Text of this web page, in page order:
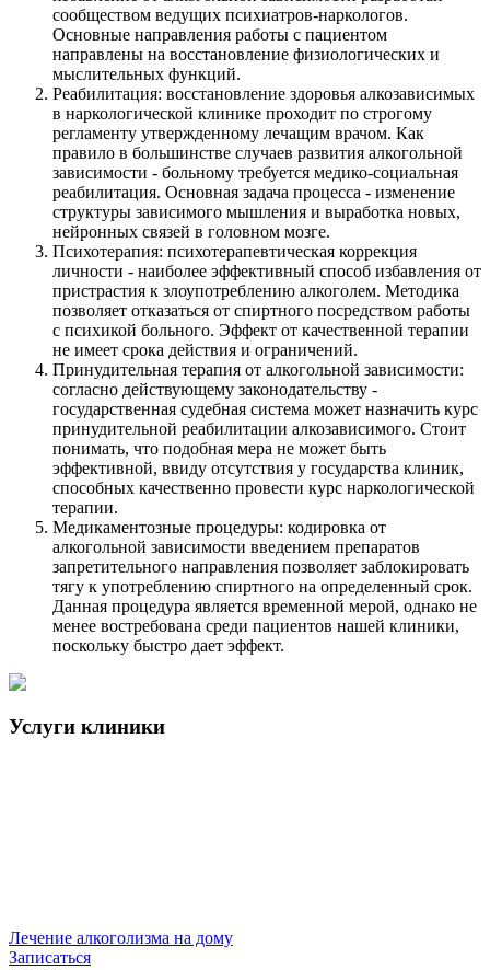
сообществом ведущих психиатров-наркологов.
Основные направления работы с пациентом
направлены на восстановление физиологических и
мыслительных функций.
Реабилитация: восстановление здоровья алкозависимых
в наркологической клинике проходит по строгому
регламенту утвержденному лечащим врачом. Как
правило в большинстве случаев развития алкогольной
зависимости - больному требуется медико-социальная
реабилитация. Основная задача процесса - изменение
структуры зависимого мышления и выработка новых,
нейронных связей в головном мозге.
Психотерапия: психотерапевтическая коррекция
личности - наиболее эффективный способ избавления от
пристрастия к злоупотреблению алкоголем. Методика
позволяет отказаться от спиртного посредством работы
с психикой больного. Эффект от качественной терапии
не имеет срока действия и ограничений.
Принудительная терапия от алкогольной зависимости:
согласно действующему законодательству -
государственная судебная система может назначить курс
принудительной реабилитации алкозависимого. Стоит
понимать, что подобная мера не может быть
эффективной, ввиду отсутствия у государства клиник,
способных качественно провести курс наркологической
терапии.
Медикаментозные процедуры: кодировка от
алкогольной зависимости введением препаратов
запретительного направления позволяет заблокировать
тягу к употреблению спиртного на определенный срок.
Данная процедура является временной мерой, однако не
менее востребована среди пациентов нашей клиники,
поскольку быстро дает эффект.
Услуги клиники
Лечение алкоголизма на дому
Записаться